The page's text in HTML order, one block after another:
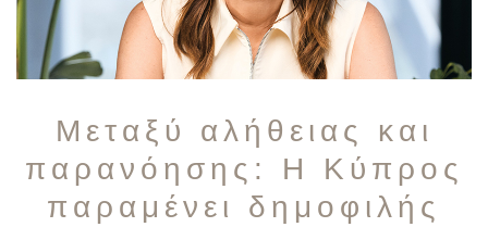
Μεταξύ αλήθειας και
παρανόησης: Η Κύπρος
παραμένει δημοφιλής